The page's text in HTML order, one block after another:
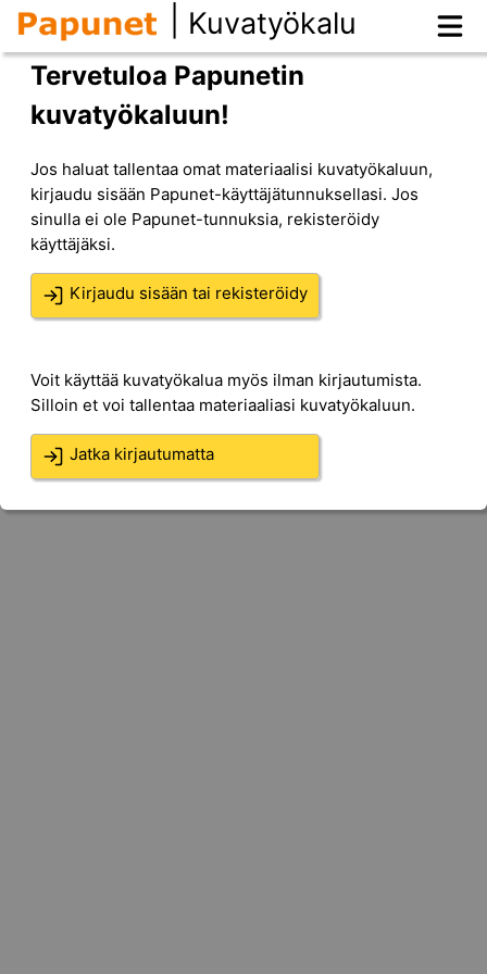
Kuvatyökalu
Tervetuloa Papunetin
kuvatyökaluun!
Jos haluat tallentaa omat materiaalisi kuvatyökaluun,
kirjaudu sisään Papunet-käyttäjätunnuksellasi. Jos
sinulla ei ole Papunet-tunnuksia, rekisteröidy
käyttäjäksi.
Kirjaudu sisään tai rekisteröidy
Voit käyttää kuvatyökalua myös ilman kirjautumista.
Silloin et voi tallentaa materiaaliasi kuvatyökaluun.
Jatka kirjautumatta